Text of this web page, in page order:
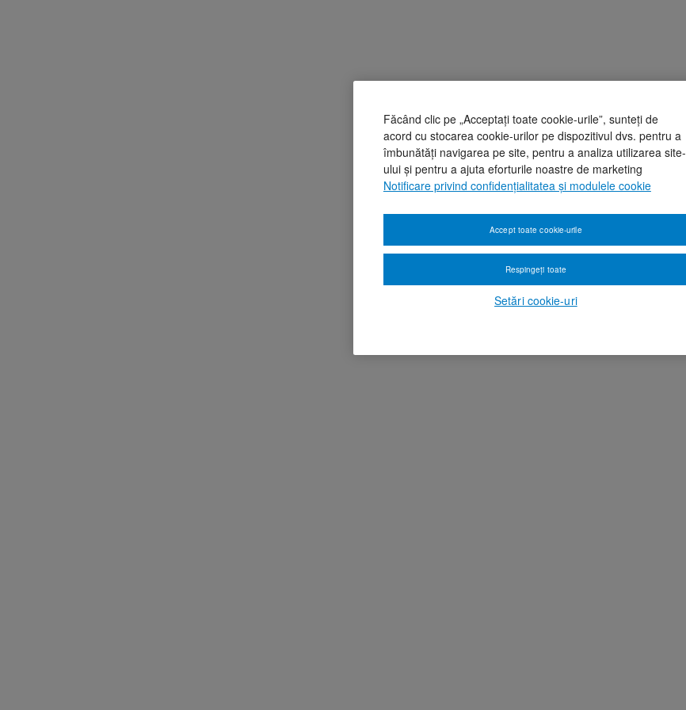
Făcând clic pe „Acceptați toate cookie-urile”, sunteți de
acord cu stocarea cookie-urilor pe dispozitivul dvs. pentru a
îmbunătăți navigarea pe site, pentru a analiza utilizarea site-
ului și pentru a ajuta eforturile noastre de marketing
Notificare privind confidențialitatea și modulele cookie
Setări cookie-uri
Respingeți toate
Accept toate cookie-urile